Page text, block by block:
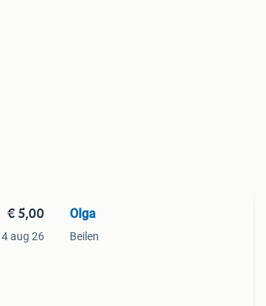
€ 5,00
4 aug 26
Olga
Beilen